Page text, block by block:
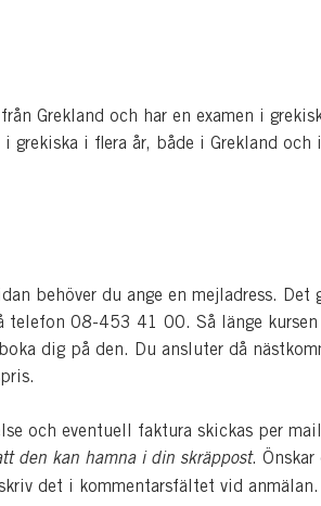
Grekland och har en examen i
grekiska i flera år, både i Grekland och i
behöver du ange en mejladress. Det
telefon 08-453 41 00. Så länge kursen
dig på den. Du ansluter då
och eventuell faktura skickas per
den kan hamna i din skräppost. Önskar
det i kommentarsfältet vid anmälan.